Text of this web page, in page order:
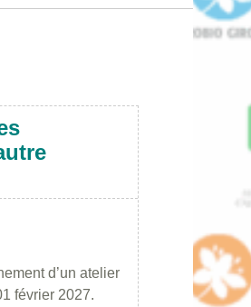
d’un atelier
février 2027.